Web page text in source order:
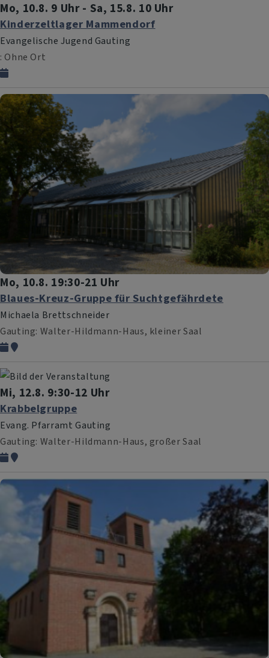
Mo, 10.8. 9 Uhr - Sa, 15.8. 10 Uhr
Kinderzeltlager Mammendorf
Evangelische Jugend Gauting
Ohne Ort
Mo, 10.8. 19:30-21 Uhr
Blaues-Kreuz-Gruppe für Suchtgefährdete
Michaela Brettschneider
Gauting Walter-Hildmann-Haus, kleiner Saal
Mi, 12.8. 9:30-12 Uhr
Krabbelgruppe
Evang. Pfarramt Gauting
Gauting Walter-Hildmann-Haus, großer Saal